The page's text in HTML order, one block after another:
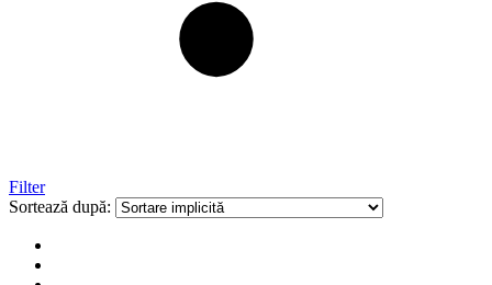
Filter
Sortează după: